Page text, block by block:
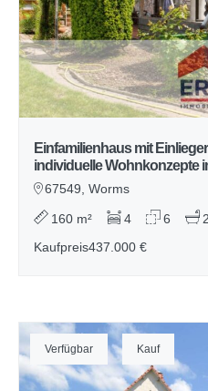
Einfamilienhaus mit
individuelle Wohnkonzepte
67549, Worms
160 m² 4 6 2
Kaufpreis437.000 €
Verfügbar Kauf